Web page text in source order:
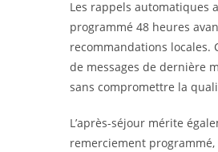
Les rappels automatiques
programmé 48 heures
recommandations locales.
de messages de dernière
sans compromettre la
L’après-séjour mérite
remerciement programmé,